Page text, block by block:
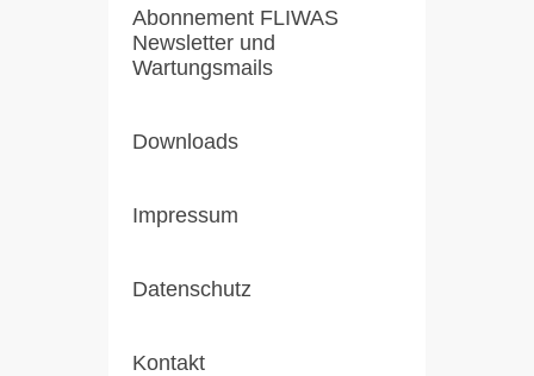
Abonnement FLIWAS
Newsletter und
Wartungsmails
Downloads
Impressum
Datenschutz
Kontakt